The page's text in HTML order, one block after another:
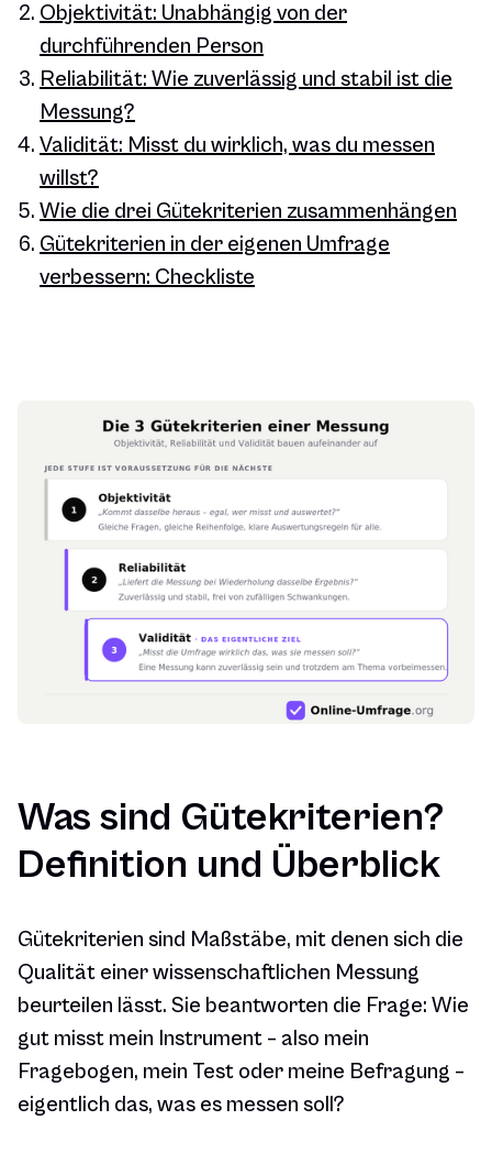
Objektivität: Unabhängig von der
durchführenden Person
Reliabilität: Wie zuverlässig und stabil ist die
Messung?
Validität: Misst du wirklich, was du messen
willst?
Wie die drei Gütekriterien zusammenhängen
Gütekriterien in der eigenen Umfrage
verbessern: Checkliste
Was sind Gütekriterien?
Definition und Überblick
Gütekriterien sind Maßstäbe, mit denen sich die
Qualität einer wissenschaftlichen Messung
beurteilen lässt. Sie beantworten die Frage: Wie
gut misst mein Instrument – also mein
Fragebogen, mein Test oder meine Befragung –
eigentlich das, was es messen soll?